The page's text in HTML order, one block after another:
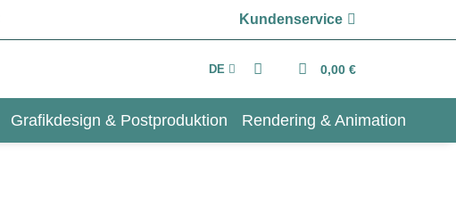
Kundenservice
DE 0,00 €
Grafikdesign & Postproduktion Rendering & Animation